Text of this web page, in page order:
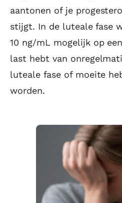
aantonen of je
stijgt. In de luteale fase
10 ng/mL mogelijk op
last hebt van
luteale fase of moeite
worden.